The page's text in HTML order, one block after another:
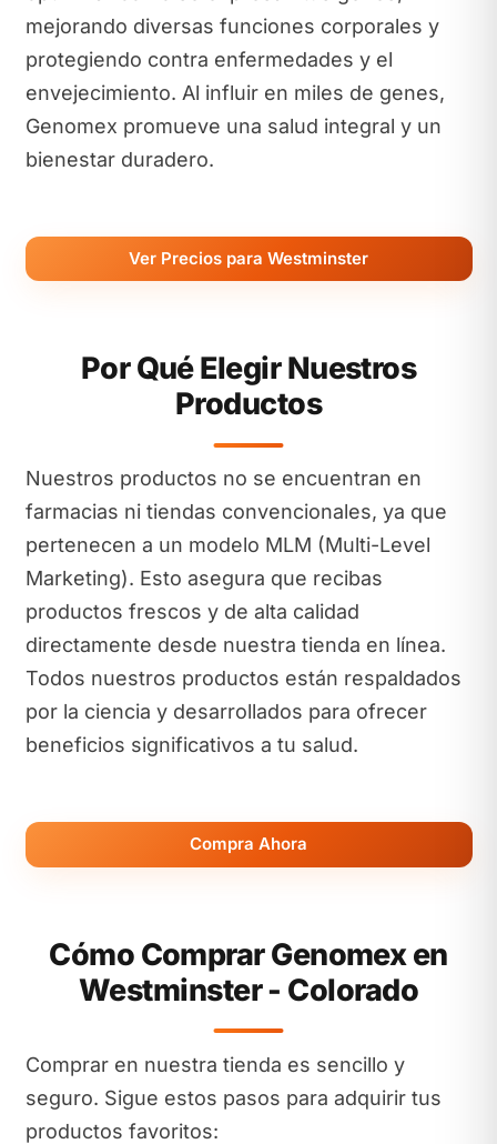
mejorando diversas funciones corporales y
protegiendo contra enfermedades y el
envejecimiento. Al influir en miles de genes,
Genomex promueve una salud integral y un
bienestar duradero.
Ver Precios para Westminster
Por Qué Elegir Nuestros
Productos
Nuestros productos no se encuentran en
farmacias ni tiendas convencionales, ya que
pertenecen a un modelo MLM (Multi-Level
Marketing). Esto asegura que recibas
productos frescos y de alta calidad
directamente desde nuestra tienda en línea.
Todos nuestros productos están respaldados
por la ciencia y desarrollados para ofrecer
beneficios significativos a tu salud.
Compra Ahora
Cómo Comprar Genomex en
Westminster - Colorado
Comprar en nuestra tienda es sencillo y
seguro. Sigue estos pasos para adquirir tus
productos favoritos: